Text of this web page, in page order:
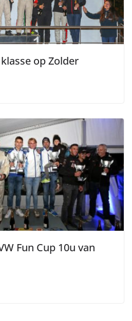
op Zolder
Fun Cup 10u van